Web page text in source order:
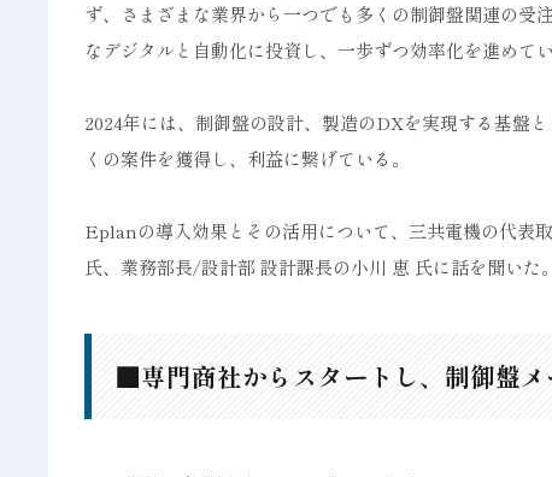
ず、さまざまな業界から一つでも多くの制御盤関連の受
なデジタルと自動化に投資し、一歩ずつ効率化を進めてい
2024年には、制御盤の設計、製造のDXを実現する基盤
くの案件を獲得し、利益に繋げている。
Eplanの導入効果とその活用について、三共電機の代表
氏、業務部長/設計部 設計課長の小川 恵 氏に話を聞いた。
■専門商社からスタートし、制御盤メ